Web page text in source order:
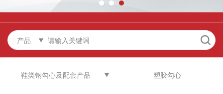
产品
鞋类钢勾心及配套产品 塑胶勾心